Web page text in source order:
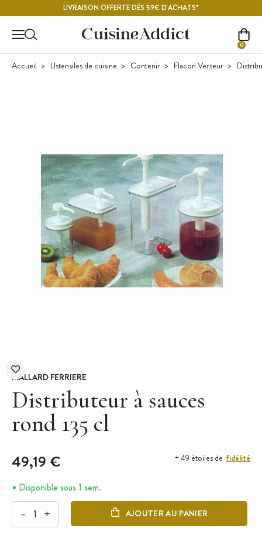
LIVRAISON OFFERTE DÈS 59€ D'ACHATS*
0
Accueil Ustensiles de cuisine Contenir Flacon Verseur
MALLARD FERRIERE
Distributeur à sauces
rond 135 cl
49,19 € + 49 étoiles de fidélité
Disponible sous 1 sem.
- + AJOUTER AU PANIER